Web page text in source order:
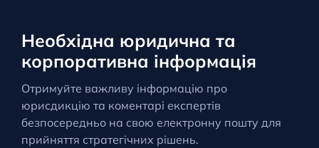
Необхідна юридична та
корпоративна інформація
Отримуйте важливу інформацію про
юрисдикцію та коментарі експертів
безпосередньо на свою електронну пошту для
прийняття стратегічних рішень.